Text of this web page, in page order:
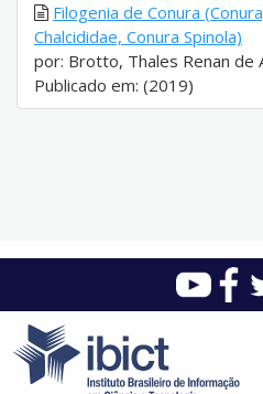
Filogenia de Conura
Chalcididae, Conura Spinola)
por: Brotto, Thales Renan de
Publicado em: (2019)